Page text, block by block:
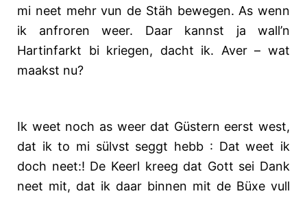
mi neet mehr vun de Stäh bewegen. As wenn
ik anfroren weer. Daar kannst ja wall’n
Hartinfarkt bi kriegen, dacht ik. Aver – wat
maakst nu?
Ik weet noch as weer dat Güstern eerst west,
dat ik to mi sülvst seggt hebb : Dat weet ik
doch neet:! De Keerl kreeg dat Gott sei Dank
neet mit, dat ik daar binnen mit de Büxe vull